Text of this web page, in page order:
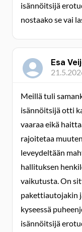
isännöitsijä
nostaako se vai
Esa
Meillä tuli
isännöitsijä otti
vaaraa eikä
rajoitetaa
leveydeltään
hallituksen
vaikutusta. On
pakettiautojakin
kyseessä
isännöitsijä